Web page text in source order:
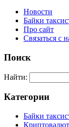
Новости
Байки
Про сайт
Связаться с
Поиск
Найти:
Категории
Байки